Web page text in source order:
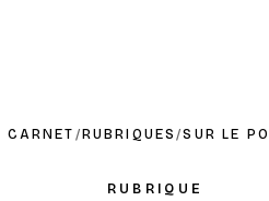
CARNET / RUBRIQUES/SUR LE
RUBRIQUE